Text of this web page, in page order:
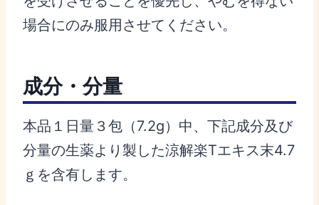
場合にのみ服用させてください。
成分・分量
本品１日量３包（7.2g）中、下記成分及び
分量の生薬より製した涼解楽Tエキス末4.7
ｇを含有します。